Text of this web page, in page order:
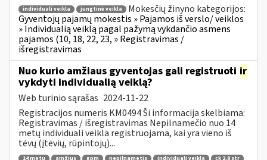
individuali veikla jungtinė veikla
Mokesčių žinyno kategorijos:
Gyventojų pajamų mokestis » Pajamos iš verslo/ veiklos
» Individualią veiklą pagal pažymą vykdančio asmens
pajamos (10, 18, 22, 23, » Registravimas /
išregistravimas
Nuo kurio amžiaus gyventojas gali registruoti ir
vykdyti individualią veiklą?
Web turinio sąrašas 2024-11-22
Registracijos numeris KM0494 Ši informacija skelbiama:
Registravimas / išregistravimas Nepilnamečio nuo 14
metų individuali veikla registruojama, kai yra vieno iš
tėvų (įtėvių, rūpintojų)...